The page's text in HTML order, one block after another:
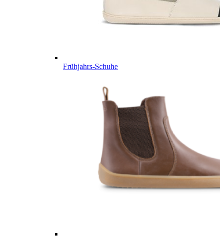
Frühjahrs-Schuhe